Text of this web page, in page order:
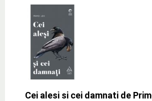
Cei alesi si cei damnati de